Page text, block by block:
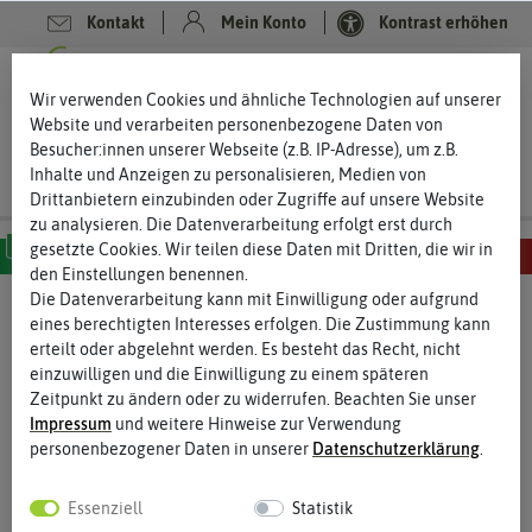
Kontakt Mein Konto Kontrast erhöhen
MILD SCHARF SEHR SCHARF EXTREM SCHARF HÖLLISCH SCHARF
Chilisamen- Capsicum pubescens
Capsicum pubescens – Baumchilis von beachtlicher
Größe
Die Chilisorten der Capsicum pubescens werden oft als
Baumchili bezeichnet, da sie über vier Meter in ihrer Heimat
behaarten Blätter. Die Chiliart Capsicum pubescens ist am
Filter
Wir verwenden Cookies und ähnliche Technologien auf unserer
Website und verarbeiten personenbezogene Daten von
Besucher:innen unserer Webseite (z.B. IP-Adresse), um z.B.
Inhalte und Anzeigen zu personalisieren, Medien von
Drittanbietern einzubinden oder Zugriffe auf unsere Website
zu analysieren. Die Datenverarbeitung erfolgt erst durch
gesetzte Cookies. Wir teilen diese Daten mit Dritten, die wir in
den Einstellungen benennen.
Die Datenverarbeitung kann mit Einwilligung oder aufgrund
eines berechtigten Interesses erfolgen. Die Zustimmung kann
erteilt oder abgelehnt werden. Es besteht das Recht, nicht
einzuwilligen und die Einwilligung zu einem späteren
Zeitpunkt zu ändern oder zu widerrufen. Beachten Sie unser
Impressum und weitere Hinweise zur Verwendung
personenbezogener Daten in unserer Daten­schutz­erklärung
Essenziell Statistik